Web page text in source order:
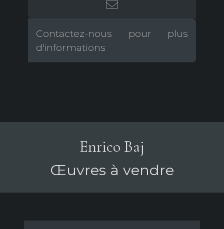
Contactez-nous pour plus
d'informations
Enrico Baj
Œuvres à vendre